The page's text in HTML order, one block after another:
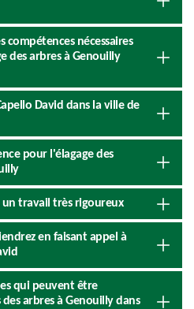
compétences nécessaires
des arbres à Genouilly
David dans la ville de
pour l'élagage des
travail très rigoureux
en faisant appel à
qui peuvent être
arbres à Genouilly dans